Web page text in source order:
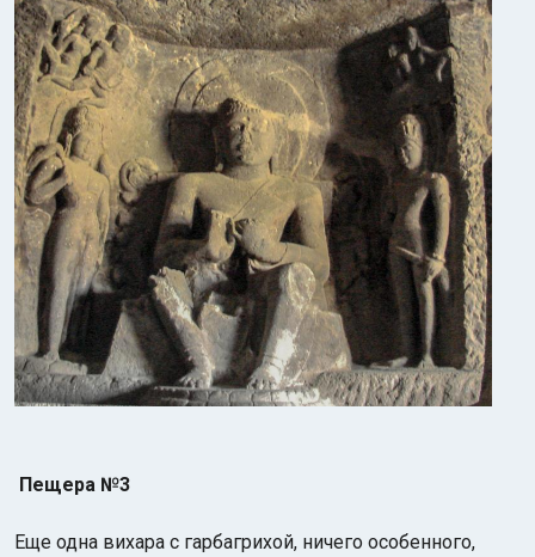
Пещера №3
Еще одна вихара с гарбагрихой, ничего особенного,